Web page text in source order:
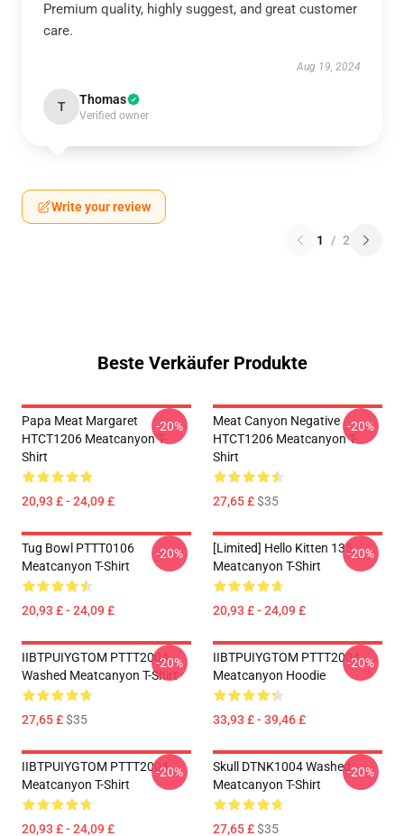
Premium quality, highly suggest, and great customer
care.
Aug 19, 2024
T Thomas
Verified owner
Write your review
1 / 2
Beste Verkäufer Produkte
Papa Meat Margaret
HTCT1206 Meatcanyon T-
Shirt
20,93 £ - 24,09 £
-20%
Meat Canyon Negative
HTCT1206 Meatcanyon T-
Shirt
27,65 £$35
-20%
Tug Bowl PTTT0106
Meatcanyon T-Shirt
20,93 £ - 24,09 £
-20%
[Limited] Hello Kitten 135
Meatcanyon T-Shirt
20,93 £ - 24,09 £
-20%
IIBTPUIYGTOM PTTT2004
Washed Meatcanyon T-Shirt
27,65 £$35
-20%
IIBTPUIYGTOM PTTT2004
Meatcanyon Hoodie
33,93 £ - 39,46 £
-20%
IIBTPUIYGTOM PTTT2004
Meatcanyon T-Shirt
20,93 £ - 24,09 £
-20%
Skull DTNK1004 Washed
Meatcanyon T-Shirt
27,65 £$35
-20%